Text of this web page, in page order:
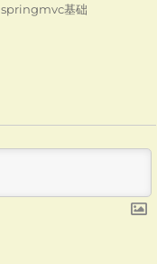
Categories
springmvc基础